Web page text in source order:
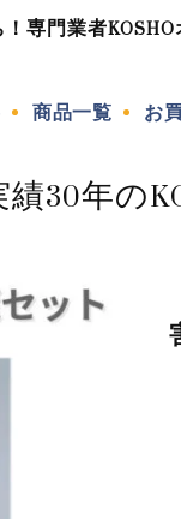
専門業者
商品一覧 お
30年の